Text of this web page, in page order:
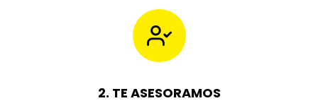
2. TE ASESORAMOS